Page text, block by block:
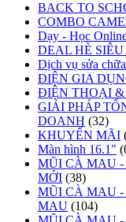
BACK TO
COMBO
Dạy - Học
DEAL HÈ
Dịch vụ sửa chữa
ĐIỆN GIA
ĐIỆN THOẠI
GIẢI PHÁP
DOANH (32)
KHUYẾN MÃI
Màn hình 16.1"
MŨI CÀ MAU
MỚI (38)
MŨI CÀ MAU -
MAU (104)